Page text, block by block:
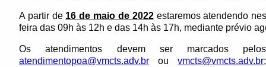
A partir de 16 de maio de 2022estaremos atendendo
feira das 09h às 12h e das 14h às 17h, mediante prévio
Os atendimentos devem ser marcados
atendimentopoa@vmcts.adv.br ouvmcts@vmcts.adv.br